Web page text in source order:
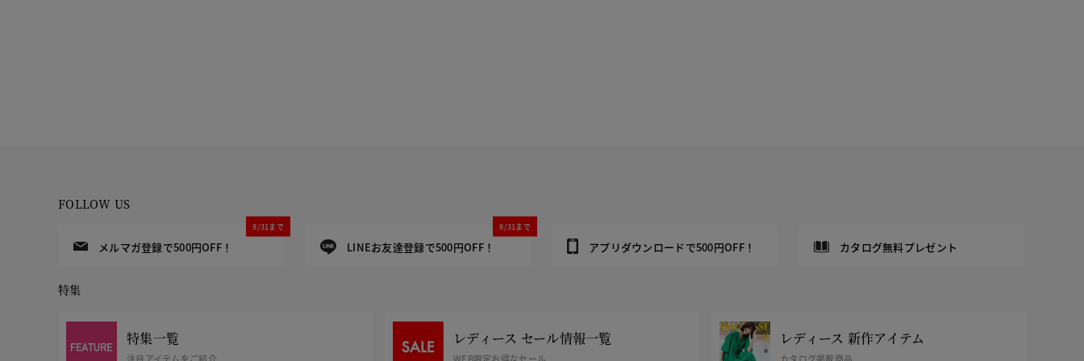
FOLLOW US
メルマガ登録で500円OFF！
8/31まで
LINEお友達登録で500円OFF！
8/31まで
アプリダウンロードで500円OFF！ カタログ無料プレゼント
特集
特集一覧 レディース セール情報一覧 レディース 新作アイテム